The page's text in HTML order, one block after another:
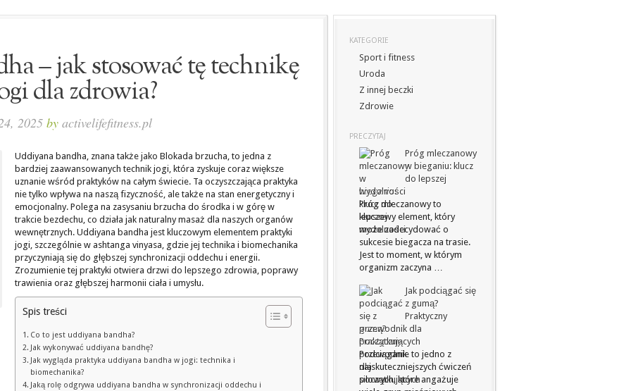
– jak stosować tę technikę
dla zdrowia?
2025 by activelifefitness.pl
Uddiyana bandha, znana także jako Blokada brzucha, to jedna z
bardziej zaawansowanych technik jogi, która zyskuje coraz większe
uznanie wśród praktyków na całym świecie. Ta oczyszczająca praktyka
nie tylko wpływa na naszą fizyczność, ale także na stan energetyczny i
emocjonalny. Polega na zasysaniu brzucha do środka i w górę w
trakcie bezdechu, co działa jak naturalny masaż dla naszych organów
wewnętrznych. Uddiyana bandha jest kluczowym elementem praktyki
jogi, szczególnie w ashtanga vinyasa, gdzie jej technika i biomechanika
przyczyniają się do głębszej synchronizacji oddechu i energii.
Zrozumienie tej praktyki otwiera drzwi do lepszego zdrowia, poprawy
trawienia oraz głębszej harmonii ciała i umysłu.
Spis treści
Co to jest uddiyana bandha?
Jak wykonywać uddiyana bandhę?
Jak wygląda praktyka uddiyana bandha w jogi: technika i
biomechanika?
Jaką rolę odgrywa uddiyana bandha w synchronizacji oddechu i
KATEGORIE
Sport i fitness
Uroda
Z innej beczki
Zdrowie
PRECZYTAJ
Próg mleczanowy
w bieganiu: klucz
do lepszej
wydolności
Próg mleczanowy to
kluczowy element, który
może zadecydować o
sukcesie biegacza na trasie.
Jest to moment, w którym
organizm zaczyna …
Jak podciągać się
z gumą?
Praktyczny
przewodnik dla
początkujących
Podciąganie to jedno z
najskuteczniejszych ćwiczeń
siłowych, które angażuje